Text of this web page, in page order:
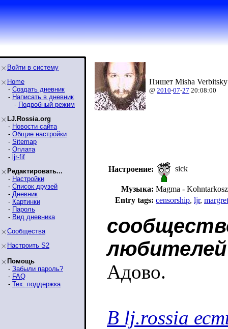
Войти в систему
Home
- Создать дневник
- Написать в дневник
- Подробный режим
LJ.Rossia.org
- Новости сайта
- Общие настройки
- Sitemap
- Оплата
- ljr-fif
Редактировать...
- Настройки
- Список друзей
- Дневник
- Картинки
- Пароль
- Вид дневника
Сообщества
Настроить S2
Помощь
- Забыли пароль?
- FAQ
- Тех. поддержка
Пишет Misha
@ 2010-07-27 20:08:00
Настроение: sick
Музыка: Magma -
Entry tags: censorship, ljr,
Адово.
В lj.rossia